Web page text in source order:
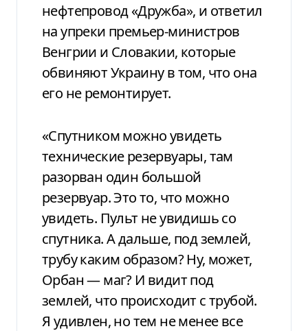
нефтепровод «Дружба», и ответил
на упреки премьер-министров
Венгрии и Словакии, которые
обвиняют Украину в том, что она
его не ремонтирует.
«Спутником можно увидеть
технические резервуары, там
разорван один большой
резервуар. Это то, что можно
увидеть. Пульт не увидишь со
спутника. А дальше, под землей,
трубу каким образом? Ну, может,
Орбан — маг? И видит под
землей, что происходит с трубой.
Я удивлен, но тем не менее все